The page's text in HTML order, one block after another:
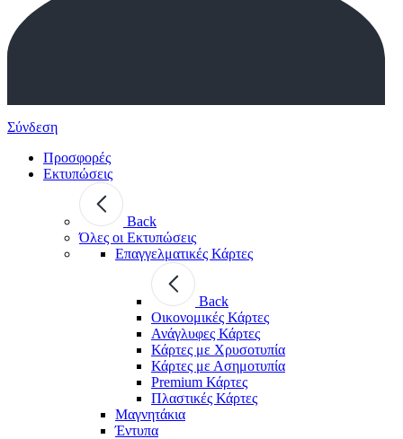
Σύνδεση
Προσφορές
Εκτυπώσεις
Back
Όλες οι Εκτυπώσεις
Επαγγελματικές Κάρτες
Back
Οικονομικές Κάρτες
Ανάγλυφες Κάρτες
Κάρτες με Χρυσοτυπία
Κάρτες με Ασημοτυπία
Premium Κάρτες
Πλαστικές Κάρτες
Μαγνητάκια
Έντυπα